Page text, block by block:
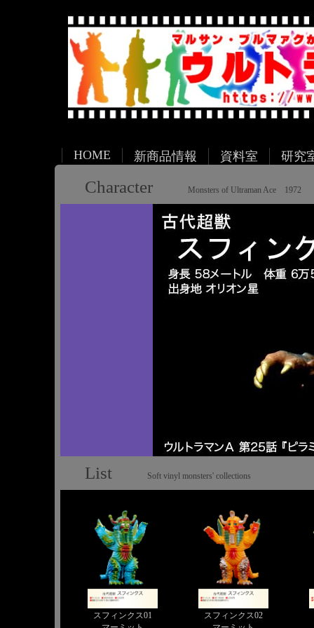
HOME 新商品情報 資料室 研究
Character Monsters of Ultraman Ace 1972
List Soft vinyl monsters' collections
スフィンクス01
スフィンクス02